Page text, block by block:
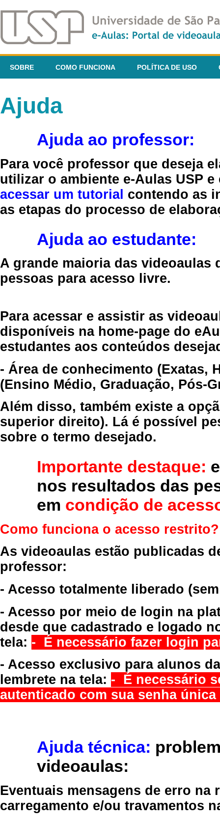
SOBRE COMO FUNCIONA POLÍTICA DE USO
Ajuda
Ajuda ao professor:
Para você professor que deseja
utilizar o ambiente e-Aulas USP
acessar um tutorial contendo as
as etapas do processo de
Ajuda ao estudante:
A grande maioria das videoaulas
pessoas para acesso livre.
Para acessar e assistir as
disponíveis na home-page do
estudantes aos conteúdos
- Área de conhecimento (Exatas,
(Ensino Médio, Graduação, Pós-
Além disso, também existe a
superior direito). Lá é possível
sobre o termo desejado.
Importante destaque:
nos resultados das
em condição de
Como funciona o acesso restrito?
As videoaulas estão publicadas
professor:
- Acesso totalmente liberado
- Acesso por meio de login na
desde que cadastrado e logado
tela: - É necessário fazer login
- Acesso exclusivo para alunos
lembrete na tela: - É necessário
autenticado com sua senha
Ajuda técnica:
videoaulas:
Eventuais mensagens de erro
carregamento e/ou travamentos